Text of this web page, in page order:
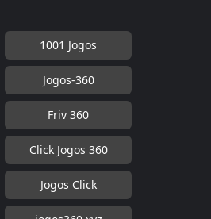
1001 Jogos
Jogos-360
Friv 360
Click Jogos 360
Jogos Click